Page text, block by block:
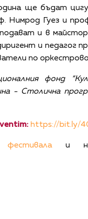
ще бъдат
Нимрод Гуез и
и в
и педагог
по
фонд
- Столична
https://bit.ly/
и